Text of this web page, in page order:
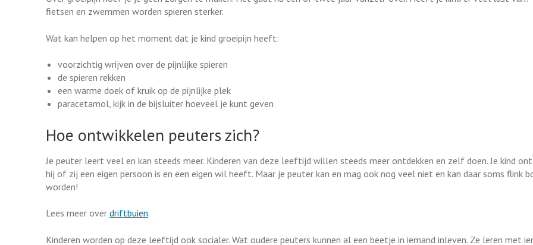
fietsen en zwemmen worden spieren sterker.
Wat kan helpen op het moment dat je kind groeipijn heeft:
voorzichtig wrijven over de pijnlijke spieren
de spieren rekken
een warme doek of kruik op de pijnlijke plek
paracetamol, kijk in de bijsluiter hoeveel je kunt geven
Hoe ontwikkelen peuters zich?
Je peuter leert veel en kan steeds meer. Kinderen van deze leeftijd willen steeds meer ontdekken en zelf doen. Je kind
hij of zij een eigen persoon is en een eigen wil heeft. Maar je peuter kan en mag ook nog veel niet en kan daar soms flink
worden!
Lees meer over driftbuien.
Kinderen worden op deze leeftijd ook socialer. Wat oudere peuters kunnen al een beetje in iemand inleven. Ze leren met